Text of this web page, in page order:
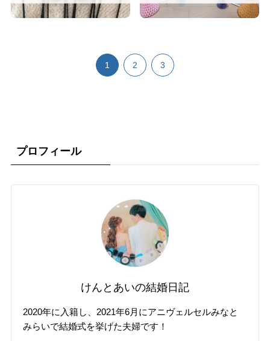
1 2 3
プロフィール
けんとあいの結婚日記
2020年に入籍し、2021年6月にアニヴェルセルみなと
みらいで結婚式を挙げた夫婦です！